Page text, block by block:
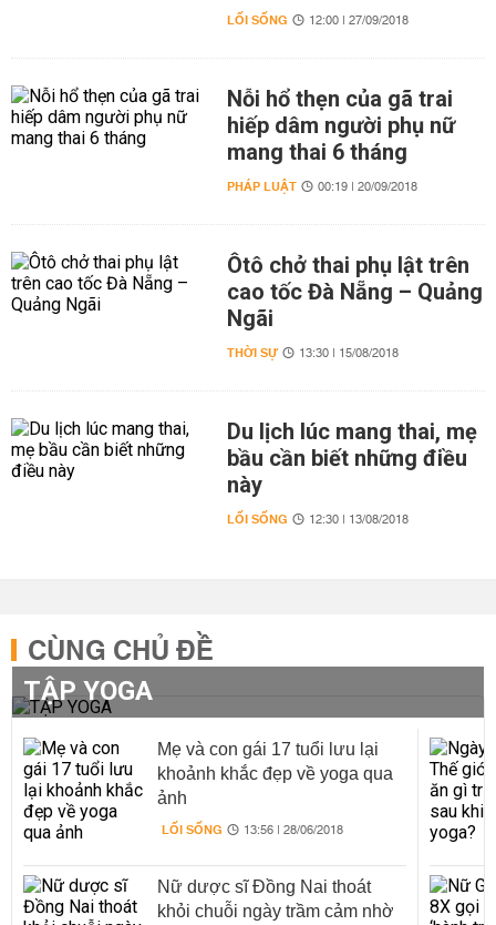
LỐI SỐNG 12:00 | 27/09/2018
Nỗi hổ thẹn của gã trai
hiếp dâm người phụ nữ
mang thai 6 tháng
PHÁP LUẬT 00:19 | 20/09/2018
Ôtô chở thai phụ lật trên
cao tốc Đà Nẵng – Quảng
Ngãi
THỜI SỰ 13:30 | 15/08/2018
Du lịch lúc mang thai, mẹ
bầu cần biết những điều
này
LỐI SỐNG 12:30 | 13/08/2018
CÙNG CHỦ ĐỀ
TẬP YOGA
Mẹ và con gái 17 tuổi lưu lại
khoảnh khắc đẹp về yoga qua
ảnh
LỐI SỐNG 13:56 | 28/06/2018
Nữ dược sĩ Đồng Nai thoát
khỏi chuỗi ngày trầm cảm nhờ